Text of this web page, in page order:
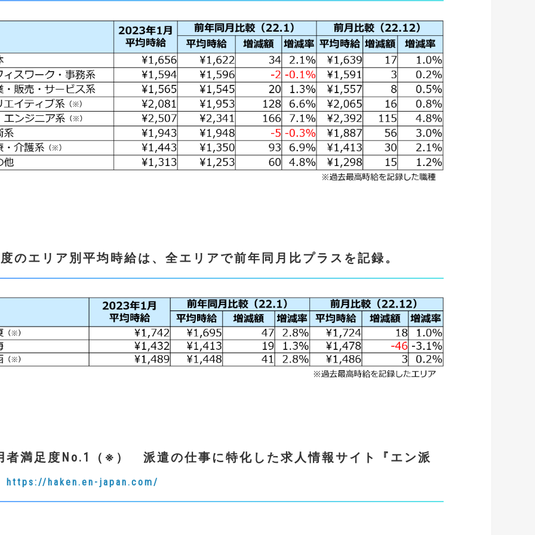
のエリア別平均時給は 、全エリアで前年同月比プラスを記録。
者満足度 No.1 （ ※ ） 派遣の仕事に特化した求人情報サイト 『 エン派
https://haken.en-japan.com/